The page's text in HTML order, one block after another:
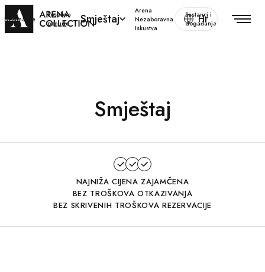
Destinacije
Posebne
ponude
Smještaj
Arena
Nezaboravna
Iskustva
Sastanci i
događanja
Hr
Smještaj
NAJNIŽA CIJENA ZAJAMČENA
BEZ TROŠKOVA OTKAZIVANJA
BEZ SKRIVENIH TROŠKOVA REZERVACIJE